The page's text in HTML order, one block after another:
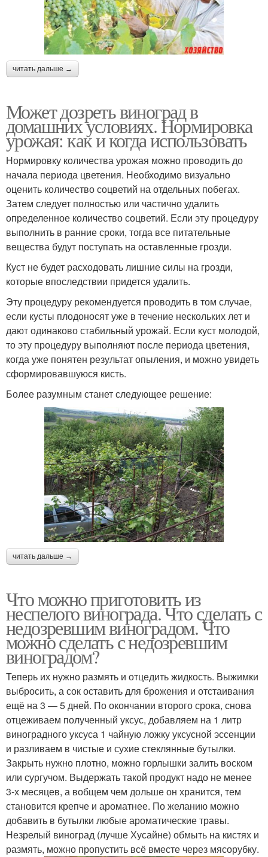
читать дальше →
Может дозреть виноград в
домашних условиях. Нормировка
урожая: как и когда использовать
Нормировку количества урожая можно проводить до
начала периода цветения. Необходимо визуально
оценить количество соцветий на отдельных побегах.
Затем следует полностью или частично удалить
определенное количество соцветий. Если эту процедуру
выполнить в ранние сроки, тогда все питательные
вещества будут поступать на оставленные грозди.
Куст не будет расходовать лишние силы на грозди,
которые впоследствии придется удалить.
Эту процедуру рекомендуется проводить в том случае,
если кусты плодоносят уже в течение нескольких лет и
дают одинаково стабильный урожай. Если куст молодой,
то эту процедуру выполняют после периода цветения,
когда уже понятен результат опыления, и можно увидеть
сформировавшуюся кисть.
Более разумным станет следующее решение:
читать дальше →
Что можно приготовить из
неспелого винограда. Что сделать с
недозревшим виноградом. Что
можно сделать с недозревшим
виноградом?
Теперь их нужно размять и отцедить жидкость. Выжимки
выбросить, а сок оставить для брожения и отстаивания
ещё на 3 — 5 дней. По окончании второго срока, снова
отцеживаем полученный уксус, добавляем на 1 литр
виноградного уксуса 1 чайную ложку уксусной эссенции
и разливаем в чистые и сухие стеклянные бутылки.
Закрыть нужно плотно, можно горлышки залить воском
или сургучом. Выдержать такой продукт надо не менее
3-х месяцев, а вобщем чем дольше он хранится, тем
становится крепче и ароматнее. По желанию можно
добавить в бутылки любые ароматические травы.
Незрелый виноград (лучше Хусайне) обмыть на кистях и
размять, можно пропустить всё вместе через мясорубку.